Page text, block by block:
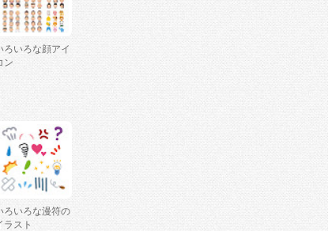
ろいろな顔アイ
ン
ろいろな漫符の
ラスト